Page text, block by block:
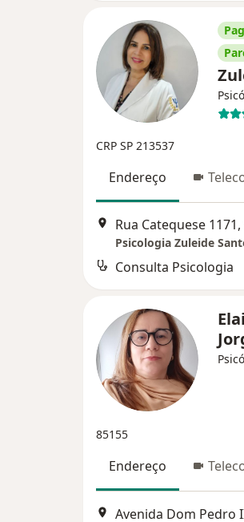
CRP SP 213537
Endereço
Rua Catequese
Psicologia Zuleide
Consulta Psicologia
85155
Endereço
Avenida Dom Pedro